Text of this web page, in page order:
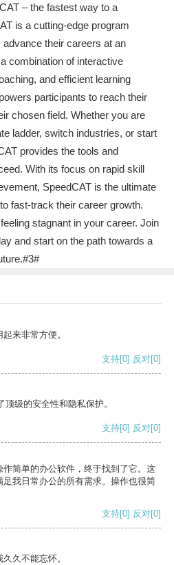
– the fastest way to a
is a cutting-edge program
their careers at an
combination of interactive
and efficient learning
participants to reach their
chosen field. Whether you are
ladder, switch industries, or start
provides the tools and
With its focus on rapid skill
SpeedCAT is the ultimate
fast-track their career growth.
stagnant in your career. Join
and start on the path towards a
来非常方便。
支持[0] 反对[0]
级的安全性和隐私保护。
支持[0] 反对[0]
简单的办公软件，终于找到了它。这
我日常办公的所有需求。操作也很简
支持[0] 反对[0]
久不能忘怀。